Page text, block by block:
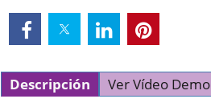
Descripción Ver Vídeo Demo